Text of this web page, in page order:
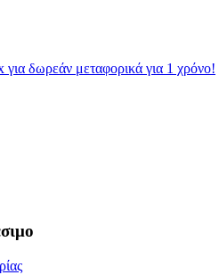
δωρεάν μεταφορικά για 1 χρόνο!